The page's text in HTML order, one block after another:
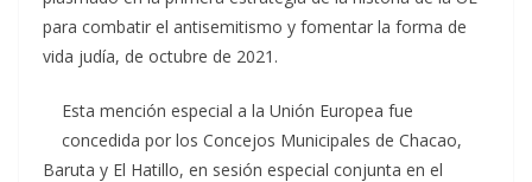
para combatir el antisemitismo y fomentar la forma de
vida judía, de octubre de 2021.
Esta mención especial a la Unión Europea fue
concedida por los Concejos Municipales de Chacao,
Baruta y El Hatillo, en sesión especial conjunta en el